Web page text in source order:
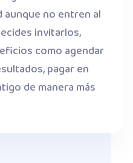
aunque no entren al
invitarlos,
como agendar
pagar en
de manera más